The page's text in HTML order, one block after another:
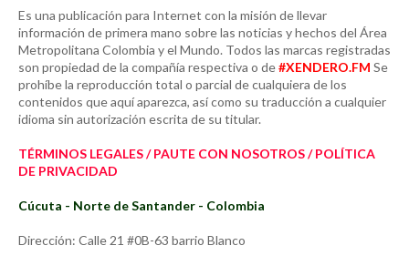
Es una publicación para Internet con la misión de llevar
información de primera mano sobre las noticias y hechos del Área
Metropolitana Colombia y el Mundo. Todos las marcas registradas
son propiedad de la compañía respectiva o de#XENDERO.FM Se
prohíbe la reproducción total o parcial de cualquiera de los
contenidos que aquí aparezca, así como su traducción a cualquier
idioma sin autorización escrita de su titular.
TÉRMINOS LEGALES / PAUTE CON NOSOTROS / POLÍTICA
DE PRIVACIDAD
Cúcuta - Norte de Santander - Colombia
Dirección: Calle 21 #0B-63 barrio Blanco